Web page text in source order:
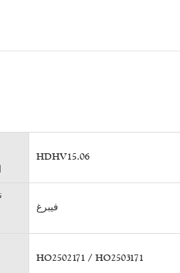
HDHV15.06
فيبرغ
HO2502171 / HO2503171